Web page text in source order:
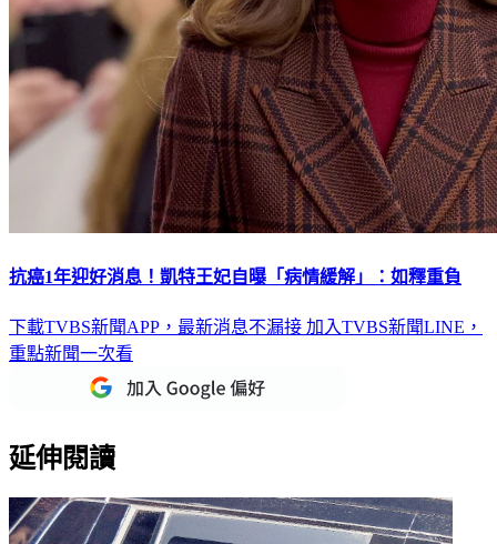
抗癌1年迎好消息！凱特王妃自曝「病情緩解」：如釋重負
下載TVBS新聞APP，最新消息不漏接 加入TVBS新聞LINE，
重點新聞一次看
延伸閱讀